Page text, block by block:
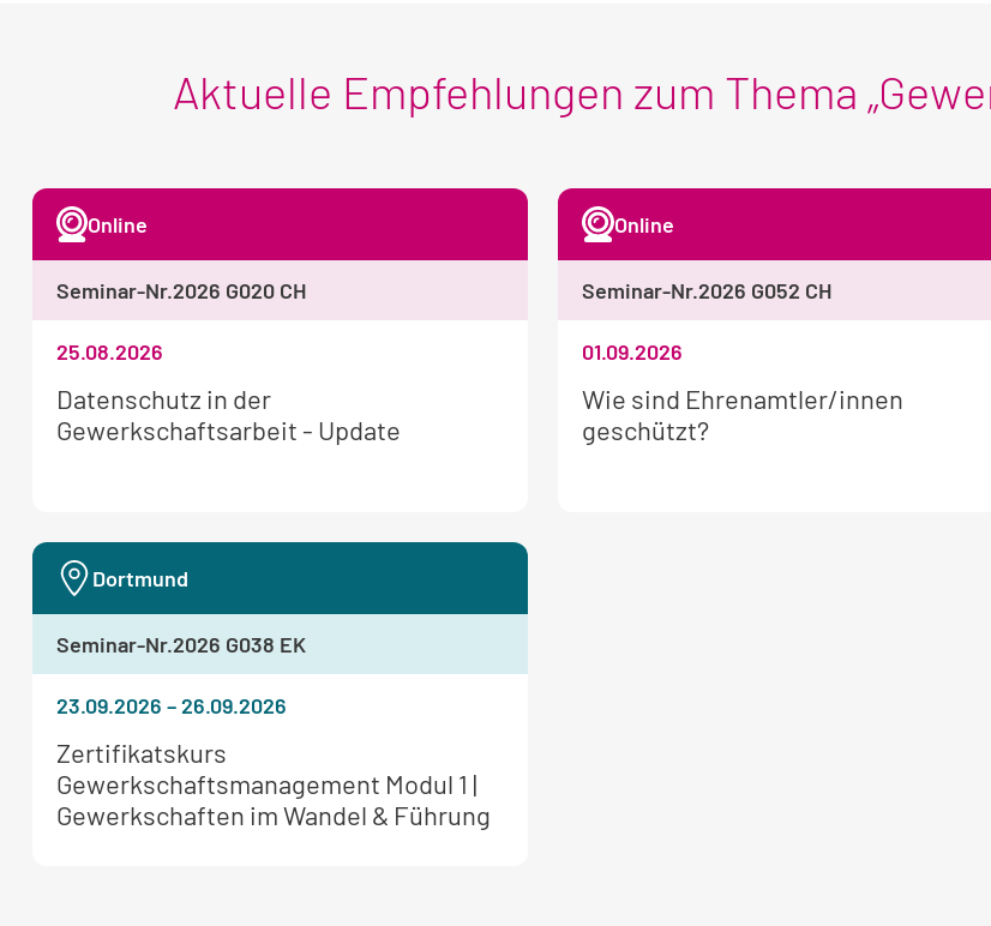
Aktuelle Empfehlungen zum Thema
Weitere
Informationen
Datenschutz in der
Gewerkschaftsarbeit - Update
25.08.2026
Online
Seminar-Nr.2026 G020 CH
Weitere
Informationen
Wie sind Ehrenamtler/innen
geschützt?
01.09.2026
Online
Seminar-Nr.2026 G052 CH
Weitere
Informationen
zum
Zertifikatskurs
Gewerkschaftsmanagement Modul 1 |
Gewerkschaften im Wandel & Führung
23.09.2026 –26.09.2026
Dortmund
Seminar-Nr.2026 G038 EK